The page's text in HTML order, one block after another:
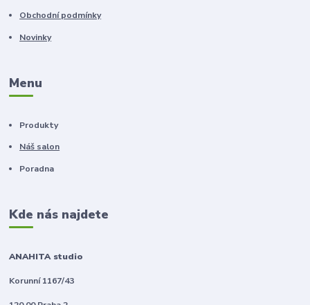
Obchodní podmínky
Novinky
Menu
Produkty
Náš salon
Poradna
Kde nás najdete
ANAHITA studio
Korunní 1167/43